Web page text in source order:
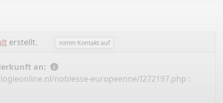
erstellt. nimm Kontakt auf
an:
noblesse-europeenne/I272197.php :